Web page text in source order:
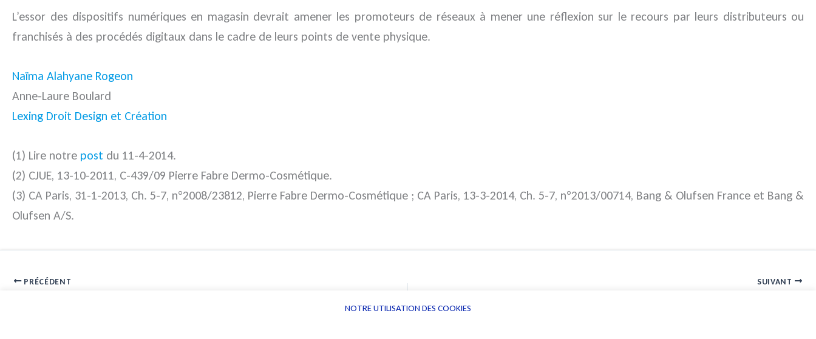
L’essor des dispositifs numériques en magasin devrait amener les promoteurs de réseaux à mener une réflexion sur le recours par leurs distributeurs ou
franchisés à des procédés digitaux dans le cadre de leurs points de vente physique.
Naïma Alahyane Rogeon
Anne-Laure Boulard
Lexing Droit Design et Création
(1) Lire notre post du 11-4-2014.
(2) CJUE, 13-10-2011, C-439/09 Pierre Fabre Dermo-Cosmétique.
(3) CA Paris, 31-1-2013, Ch. 5-7, n°2008/23812, Pierre Fabre Dermo-Cosmétique ; CA Paris, 13-3-2014, Ch. 5-7, n°2013/00714, Bang & Olufsen France et Bang &
Olufsen A/S.
PRÉCÉDENT SUIVANT
NOTRE UTILISATION DES COOKIES